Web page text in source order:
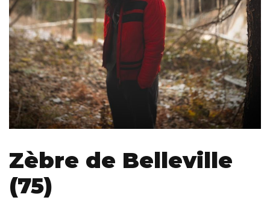
Zèbre de Belleville
(75)